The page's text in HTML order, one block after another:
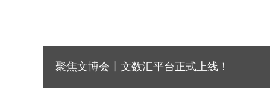
聚焦文博会丨文数汇平台正式上线！